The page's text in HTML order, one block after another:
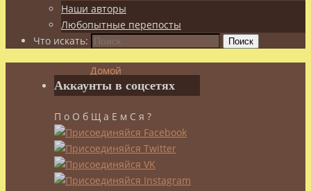
Наши авторы
Любопытные перепосты
Что искать:
Поиск
Домой
Спорт
и
Красота
О
боевых
искусствах
Аккаунты в соцсетях
П о О б Щ а Е м С я ?